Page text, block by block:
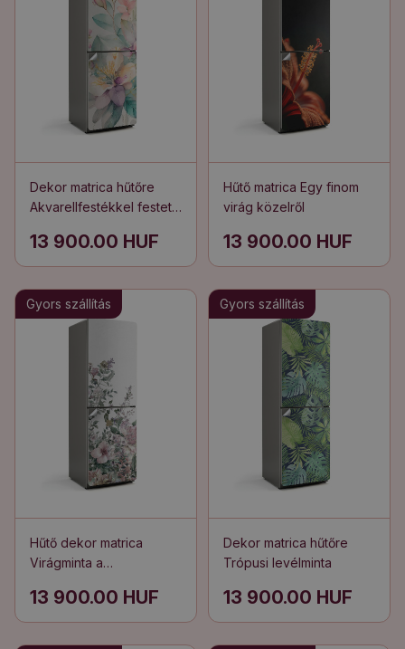
Dekor matrica hűtőre
Akvarellfestékkel festett
13 900.00 HUF
Hűtő matrica Egy finom
virág közelről
13 900.00 HUF
Gyors szállítás
Hűtő dekor matrica
Virágminta a
13 900.00 HUF
Gyors szállítás
Dekor matrica hűtőre
Trópusi levélminta
13 900.00 HUF